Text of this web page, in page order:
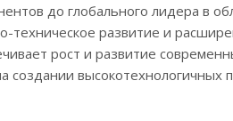
до глобального лидера в
техническое развитие и
рост и развитие
создании